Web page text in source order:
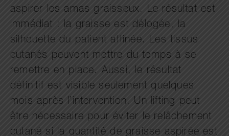
aspirer les amas graisseux. Le résultat est
immédiat : la graisse est délogée, la
silhouette du patient affinée. Les tissus
cutanés peuvent mettre du temps à se
remettre en place. Aussi, le résultat
définitif est visible seulement quelques
mois après l’intervention. Un lifting peut
être nécessaire pour éviter le relâchement
cutané si la quantité de graisse aspirée est